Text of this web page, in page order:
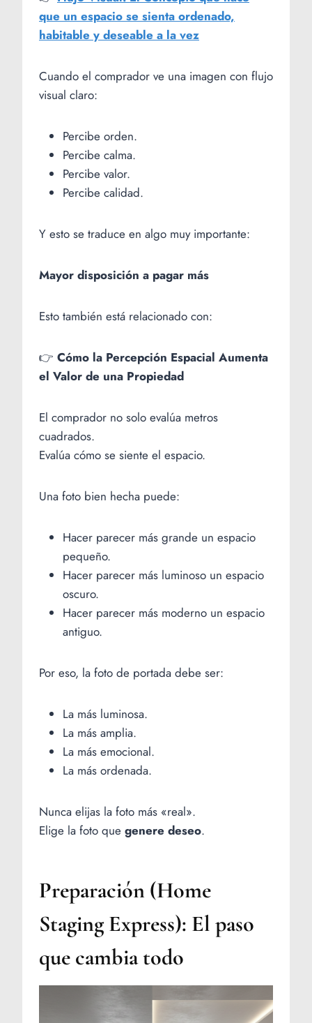
que un espacio se sienta ordenado,
habitable y deseable a la vez
Cuando el comprador ve una imagen con flujo
visual claro:
Percibe orden.
Percibe calma.
Percibe valor.
Percibe calidad.
Y esto se traduce en algo muy importante:
Mayor disposición a pagar más
Esto también está relacionado con:
👉 Cómo la Percepción Espacial Aumenta
el Valor de una Propiedad
El comprador no solo evalúa metros
cuadrados.
Evalúa cómo se siente el espacio.
Una foto bien hecha puede:
Hacer parecer más grande un espacio
pequeño.
Hacer parecer más luminoso un espacio
oscuro.
Hacer parecer más moderno un espacio
antiguo.
Por eso, la foto de portada debe ser:
La más luminosa.
La más amplia.
La más emocional.
La más ordenada.
Nunca elijas la foto más «real».
Elige la foto que genere deseo.
Preparación (Home
Staging Express): El paso
que cambia todo